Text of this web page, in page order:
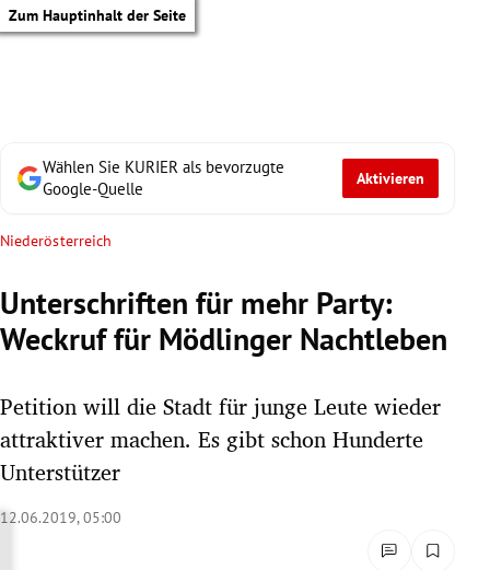
Zum Hauptinhalt der Seite
Untermenü
Untermenü
Wählen Sie KURIER als bevorzugte
Google-Quelle
Aktivieren
Niederösterreich
Unterschriften für mehr Party:
Weckruf für Mödlinger Nachtleben
Petition will die Stadt für junge Leute wieder
attraktiver machen. Es gibt schon Hunderte
Unterstützer
12.06.2019, 05:00